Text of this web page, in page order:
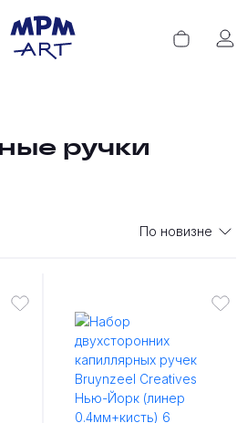
ручки
По новизне